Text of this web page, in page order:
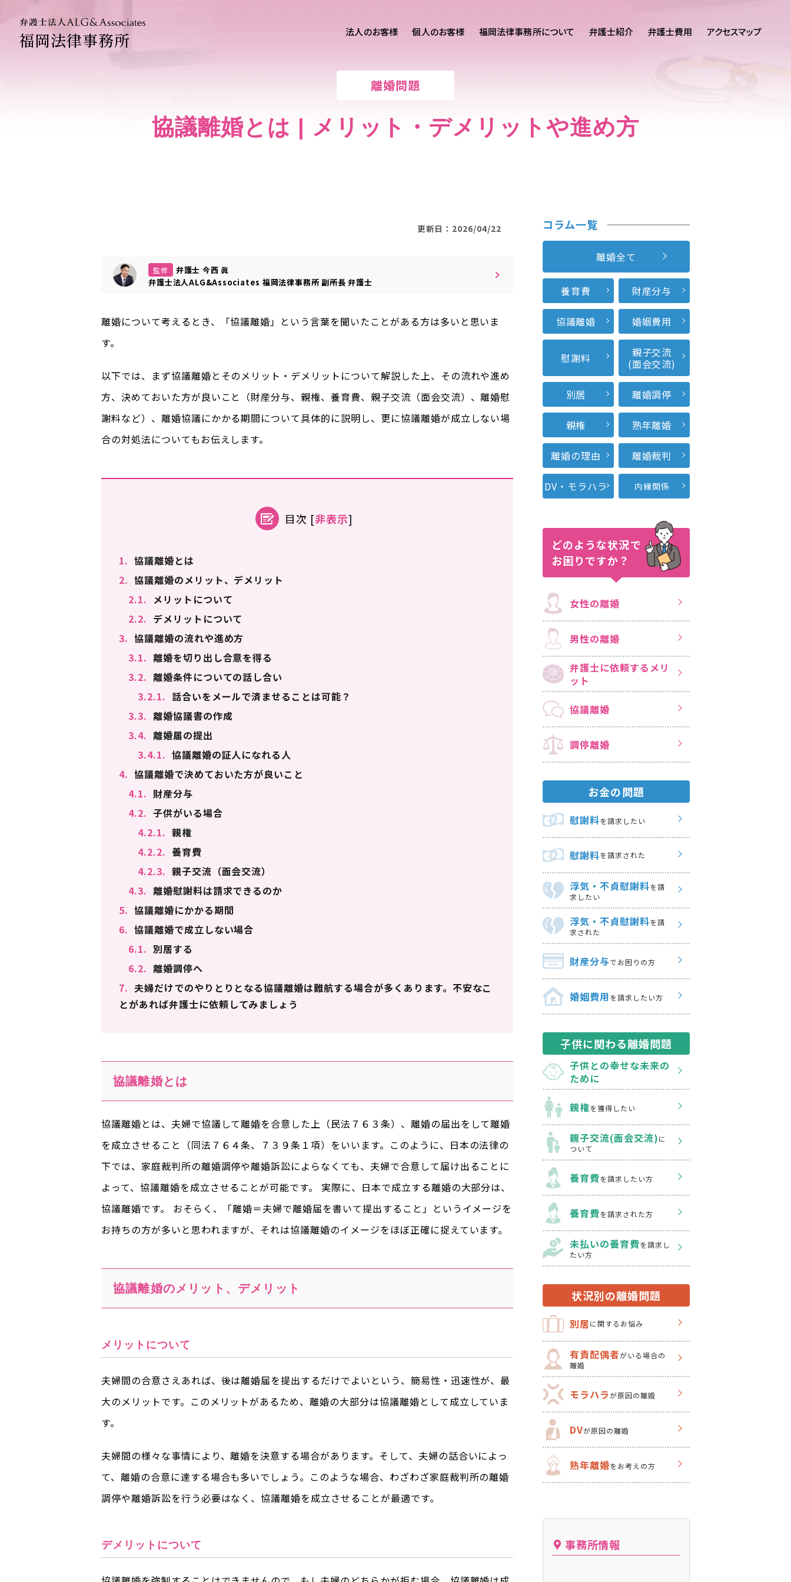
福岡法律事務所 法人のお客様 個人のお客様
個人のお客様ご相談
離婚問題 刑事事件
福岡法律事務所について 弁護士紹介 弁護士費用 アクセスマップ
離婚問題
協議離婚とは | メリット・デメリットや進め方
更新日：2026/04/22
監修
弁護士 今西 眞
弁護士法人ALG&Associates 福岡法律事務所副所長 弁護士
離婚について考えるとき、「協議離婚」という言葉を聞いたことがある方は多いと思いま
す。
以下では、まず協議離婚とそのメリット・デメリットについて解説した上、その流れや進め
方、決めておいた方が良いこと（財産分与、親権、養育費、親子交流（面会交流）、離婚慰
謝料など）、離婚協議にかかる期間について具体的に説明し、更に協議離婚が成立しない場
合の対処法についてもお伝えします。
目次 [非表示]
1. 協議離婚とは
2. 協議離婚のメリット、デメリット
2.1. メリットについて
2.2. デメリットについて
3. 協議離婚の流れや進め方
3.1. 離婚を切り出し合意を得る
3.2. 離婚条件についての話し合い
3.2.1. 話合いをメールで済ませることは可能？
3.3. 離婚協議書の作成
3.4. 離婚届の提出
3.4.1. 協議離婚の証人になれる人
4. 協議離婚で決めておいた方が良いこと
4.1. 財産分与
4.2. 子供がいる場合
4.2.1. 親権
4.2.2. 養育費
4.2.3. 親子交流（面会交流）
4.3. 離婚慰謝料は請求できるのか
5. 協議離婚にかかる期間
6. 協議離婚で成立しない場合
6.1. 別居する
6.2. 離婚調停へ
7. 夫婦だけでのやりとりとなる協議離婚は難航する場合が多くあります。不安なこ
とがあれば弁護士に依頼してみましょう
協議離婚とは
協議離婚とは、夫婦で協議して離婚を合意した上（民法７６３条）、離婚の届出をして離婚
を成立させること（同法７６４条、７３９条１項）をいいます。このように、日本の法律の
下では、家庭裁判所の離婚調停や離婚訴訟によらなくても、夫婦で合意して届け出ることに
よって、協議離婚を成立させることが可能です。 実際に、日本で成立する離婚の大部分は、
協議離婚です。 おそらく、「離婚＝夫婦で離婚届を書いて提出すること」というイメージを
お持ちの方が多いと思われますが、それは協議離婚のイメージをほぼ正確に捉えています。
協議離婚のメリット、デメリット
メリットについて
夫婦間の合意さえあれば、後は離婚届を提出するだけでよいという、簡易性・迅速性が、最
大のメリットです。このメリットがあるため、離婚の大部分は協議離婚として成立していま
す。
夫婦間の様々な事情により、離婚を決意する場合があります。そして、夫婦の話合いによっ
て、離婚の合意に達する場合も多いでしょう。このような場合、わざわざ家庭裁判所の離婚
調停や離婚訴訟を行う必要はなく、協議離婚を成立させることが最適です。
デメリットについて
コラム一覧
離婚全て
養育費 財産分与
協議離婚 婚姻費用
慰謝料
親子交流
(面会交流)
別居 離婚調停
親権 熟年離婚
離婚の理由 離婚裁判
DV・モラハラ 内縁関係
どのような状況で
お困りですか？
女性の離婚
男性の離婚
弁護士に依頼するメリ
ット
協議離婚
調停離婚
お金の問題
慰謝料を請求したい
慰謝料を請求された
浮気・不貞慰謝料を請
求したい
浮気・不貞慰謝料を請
求された
財産分与でお困りの方
婚姻費用を請求したい方
子供に関わる離婚問題
子供との幸せな未来の
ために
親権を獲得したい
親子交流(面会交流)に
ついて
養育費を請求したい方
養育費を請求された方
未払いの養育費を請求し
たい方
状況別の離婚問題
別居に関するお悩み
有責配偶者がいる場合の
離婚
モラハラが原因の離婚
DVが原因の離婚
熟年離婚をお考えの方
事務所情報